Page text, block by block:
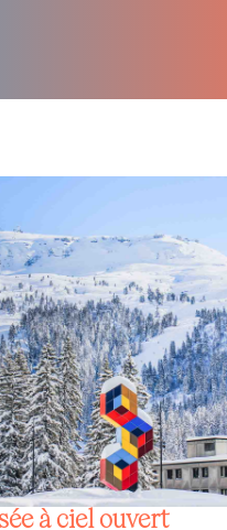
à ciel ouvert